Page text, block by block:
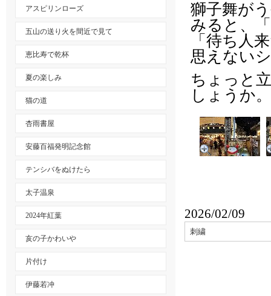
獅子舞が
みると、
「待ち人
思えない
ちょっと
しょうか。
2026/02/09
刺繍
アスピリンローズ
五山の送り火を間近で見て
恵比寿で乾杯
夏の楽しみ
猫の道
杏雨書屋
安藤百福発明記念館
テンシバをぬけたら
太子温泉
2024年紅葉
亥の子かわいや
片付け
伊藤若冲